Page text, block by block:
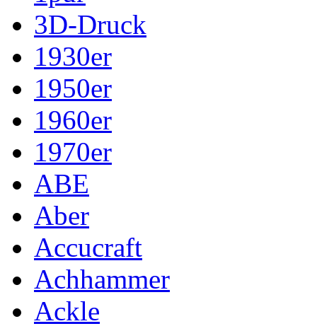
3D-Druck
1930er
1950er
1960er
1970er
ABE
Aber
Accucraft
Achhammer
Ackle